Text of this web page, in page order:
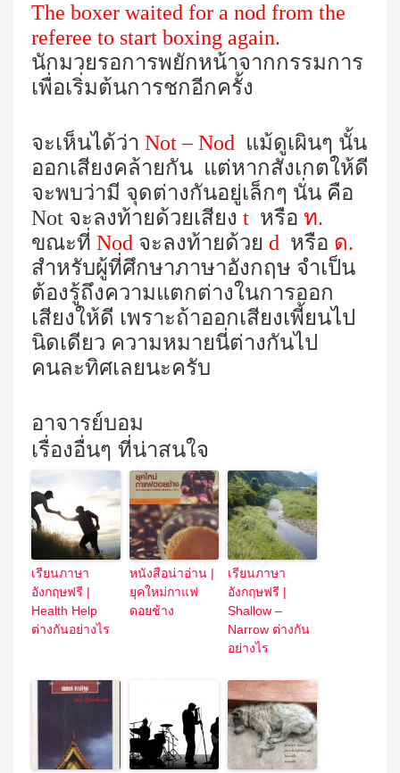
The boxer waited for a nod from the
referee to start boxing again.
นักมวยรอการพยักหน้าจากกรรมการ
เพื่อเริ่มต้นการชกอีกครั้ง
จะเห็นได้ว่า Not – Nod แม้ดูเผินๆ นั้น
ออกเสียงคล้ายกัน แต่หากสังเกตให้ดี
จะพบว่ามี จุดต่างกันอยู่เล็กๆ นั่น คือ
Not จะลงท้ายด้วยเสียง t หรือ ท.
ขณะที่ Nod จะลงท้ายด้วย d หรือ ด.
สำหรับผู้ที่ศึกษาภาษาอังกฤษ จำเป็น
ต้องรู้ถึงความแตกต่างในการออก
เสียงให้ดี เพราะถ้าออกเสียงเพี้ยนไป
นิดเดียว ความหมายนี่ต่างกันไป
คนละทิศเลยนะครับ
อาจารย์บอม
เรื่องอื่นๆ ที่น่าสนใจ
เรียนภาษา
อังกฤษฟรี |
Health Help
ต่างกันอย่างไร
หนังสือน่าอ่าน |
ยุคใหม่กาแฟ
ดอยช้าง
เรียนภาษา
อังกฤษฟรี |
Shallow –
Narrow ต่างกัน
อย่างไร